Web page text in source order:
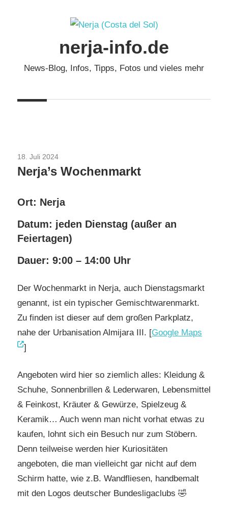
nerja-info.de
News-Blog, Infos, Tipps, Fotos und vieles mehr
18. Juli 2024
Nerja’s Wochenmarkt
Ort: Nerja
Datum: jeden Dienstag (außer an
Feiertagen)
Dauer: 9:00 – 14:00 Uhr
Der Wochenmarkt in Nerja, auch Dienstagsmarkt
genannt, ist ein typischer Gemischtwarenmarkt.
Zu finden ist dieser auf dem großen Parkplatz,
nahe der Urbanisation Almijara III. [Google Maps
]
Angeboten wird hier so ziemlich alles: Kleidung &
Schuhe, Sonnenbrillen & Lederwaren, Lebensmittel
& Feinkost, Kräuter & Gewürze, Spielzeug &
Keramik… Auch wenn man nicht vorhat etwas zu
kaufen, lohnt sich ein Besuch nur zum Stöbern.
Denn teilweise werden hier Kuriositäten
angeboten, die man vielleicht gar nicht auf dem
Schirm hatte, wie z.B. Wandfliesen, handbemalt
mit den Logos deutscher Bundesligaclubs 🤣